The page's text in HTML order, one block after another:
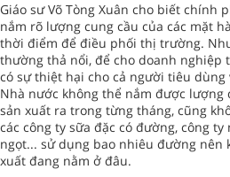
Giáo sư Võ Tòng Xuân cho biết chính
nắm rõ lượng cung cầu của các mặt
thời điểm để điều phối thị trường.
thường thả nổi, để cho doanh nghiệp
có sự thiệt hại cho cả người tiêu dùng
Nhà nước không thể nắm được lượng
sản xuất ra trong từng tháng, cũng
các công ty sữa đặc có đường, công
ngọt... sử dụng bao nhiêu đường nên
xuất đang nằm ở đâu.